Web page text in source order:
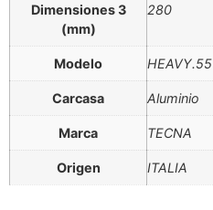
Dimensiones 3
(mm)
280
Modelo HEAVY.55
Carcasa Aluminio
Marca TECNA
Origen ITALIA